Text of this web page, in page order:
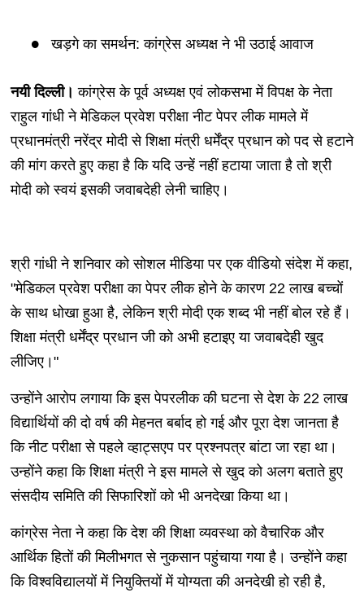
खड़गे का समर्थन: कांग्रेस अध्यक्ष ने भी उठाई आवाज
नयी दिल्ली। कांग्रेस के पूर्व अध्यक्ष एवं लोकसभा में विपक्ष के नेता
राहुल गांधी ने मेडिकल प्रवेश परीक्षा नीट पेपर लीक मामले में
प्रधानमंत्री नरेंद्र मोदी से शिक्षा मंत्री धर्मेंद्र प्रधान को पद से हटाने
की मांग करते हुए कहा है कि यदि उन्हें नहीं हटाया जाता है तो श्री
मोदी को स्वयं इसकी जवाबदेही लेनी चाहिए।
श्री गांधी ने शनिवार को सोशल मीडिया पर एक वीडियो संदेश में कहा,
"मेडिकल प्रवेश परीक्षा का पेपर लीक होने के कारण 22 लाख बच्चों
के साथ धोखा हुआ है, लेकिन श्री मोदी एक शब्द भी नहीं बोल रहे हैं।
शिक्षा मंत्री धर्मेंद्र प्रधान जी को अभी हटाइए या जवाबदेही खुद
लीजिए।"
उन्होंने आरोप लगाया कि इस पेपरलीक की घटना से देश के 22 लाख
विद्यार्थियों की दो वर्ष की मेहनत बर्बाद हो गई और पूरा देश जानता है
कि नीट परीक्षा से पहले व्हाट्सएप पर प्रश्नपत्र बांटा जा रहा था।
उन्होंने कहा कि शिक्षा मंत्री ने इस मामले से खुद को अलग बताते हुए
संसदीय समिति की सिफारिशों को भी अनदेखा किया था।
कांग्रेस नेता ने कहा कि देश की शिक्षा व्यवस्था को वैचारिक और
आर्थिक हितों की मिलीभगत से नुकसान पहुंचाया गया है। उन्होंने कहा
कि विश्वविद्यालयों में नियुक्तियों में योग्यता की अनदेखी हो रही है,